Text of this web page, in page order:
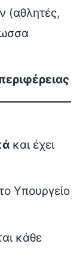
(αθλητές,
και έχει
Υπουργείο
κάθε